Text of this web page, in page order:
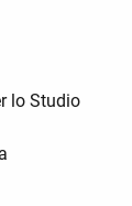
lo Studio